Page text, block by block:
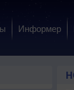
Информер